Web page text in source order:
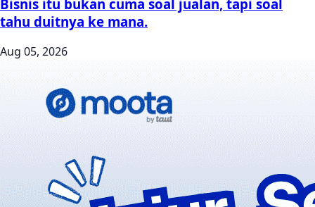
Bisnis itu bukan cuma soal jualan, tapi soal
tahu duitnya ke mana.
Aug 05, 2026